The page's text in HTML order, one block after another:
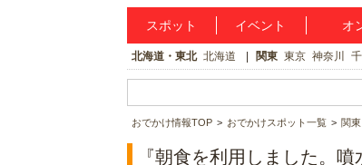
スポット イベント オ
北海道・東北 北海道 関東 東京 神奈川
おでかけ情報TOP おでかけスポット一覧 関東
『朝食を利用しました。